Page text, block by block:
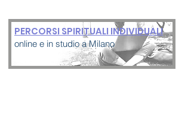
PERCORSI SPIRITUALI INDIVIDUALI
online e in studio a Milano